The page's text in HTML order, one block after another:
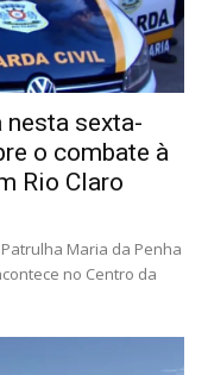
sexta-
o combate à
Rio Claro
Maria da Penha
no Centro da